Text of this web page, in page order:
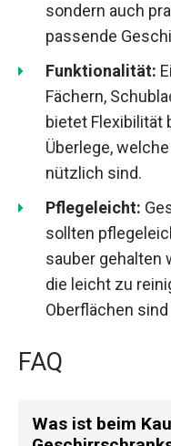
sondern auch
passende
Funktionalität:
Fächern,
bietet Flexibilität
Überlege,
nützlich sind.
Pflegeleicht:
sollten
sauber gehalten
die leicht zu
Oberflächen
FAQ
Was ist beim